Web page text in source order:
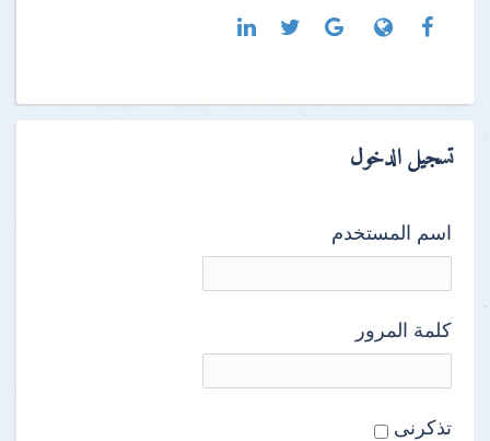
تسجيل الدخول
اسم المستخدم
كلمة المرور
تذكرنى